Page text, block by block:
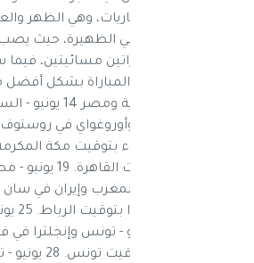
المخصصة للمباريات، وهي الظهر
عندما يواجهه في الظهيرة، حيث
تونس، فستلعب مباراتين مسائيتين،
واستغلال توقيت المباراة بشكل أفضل